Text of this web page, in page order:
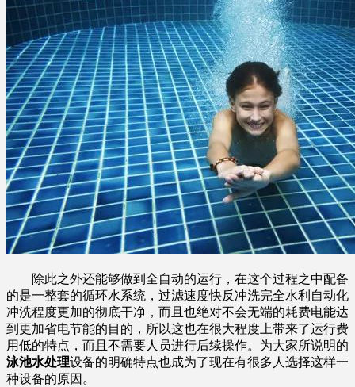
除此之外还能够做到全自动的运行，在这个过程之中配备
的是一整套的循环水系统，过滤速度快反冲洗完全水利自动化
冲洗程度更加的彻底干净，而且也绝对不会无端的耗费电能达
到更加省电节能的目的，所以这也在很大程度上带来了运行费
用低的特点，而且不需要人员进行后续操作。为大家所说明的
泳池水处理设备的明确特点也成为了现在有很多人选择这样一
种设备的原因。